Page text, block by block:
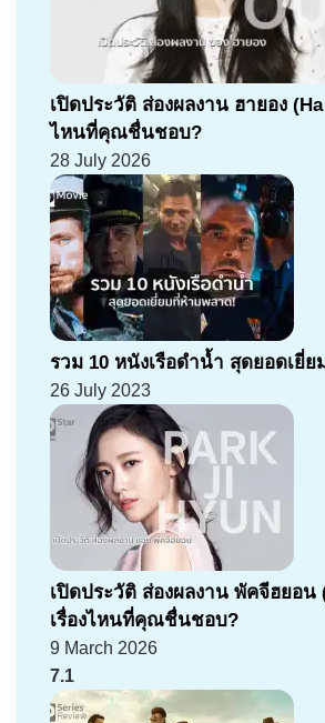
เปิดประวัติ ส่องผลงาน ฮายอง (Ha
ไหนที่คุณชื่นชอบ?
28 July 2026
รวม 10 หนังเรือดำน้ำ สุดยอดเยี่
26 July 2023
เปิดประวัติ ส่องผลงาน พัคจีฮยอน
เรื่องไหนที่คุณชื่นชอบ?
9 March 2026
7.1